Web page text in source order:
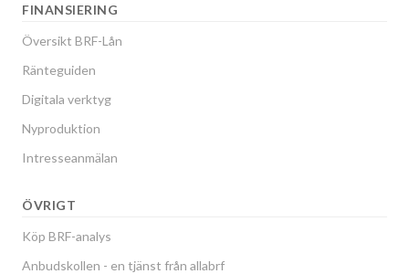
FINANSIERING
Översikt BRF-Lån
Ränteguiden
Digitala verktyg
Nyproduktion
Intresseanmälan
ÖVRIGT
Köp BRF-analys
Anbudskollen - en tjänst från allabrf